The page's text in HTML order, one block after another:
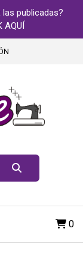
publicadas?
AQUÍ
0